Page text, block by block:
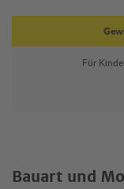
Für
Bauart und